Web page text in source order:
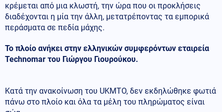
κρέμεται από μια κλωστή, την ώρα που οι προκλήσεις
διαδέχονται η μία την άλλη, μετατρέποντας τα εμπορικά
περάσματα σε πεδία μάχης.
Το πλοίο ανήκει στην ελληνικών συμφερόντων εταιρεία
Technomar του Γιώργου Γιουρούκου.
Κατά την ανακοίνωση του UKMTO, δεν εκδηλώθηκε φωτιά
πάνω στο πλοίο και όλα τα μέλη του πληρώματος είναι